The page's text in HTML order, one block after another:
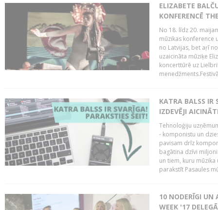
ELIZABETE
KONFERENCĒ
No 18. līdz 20.
mūzikas konference
no Latvijas, bet aŗī
uzaicināta mūziķe
koncerttūrē uz
KATRA BALSS IR
IZDEVĒJI
Tehnoloģiju
- komponistu un
pavisam drīz
bagātina dzīvi
un tiem, kuru
parakstīt Pasaules
10 NODERĪGI UN
WEEK '17